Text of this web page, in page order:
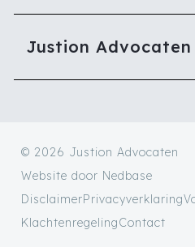
Justion Advocaten
© 2026 Justion Advocaten
Website door Nedbase
DisclaimerPrivacyverklaring
KlachtenregelingContact